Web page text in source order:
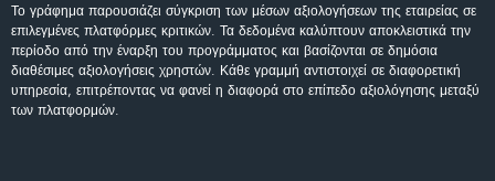
Το γράφημα παρουσιάζει σύγκριση των μέσων αξιολογήσεων της εταιρείας σε
επιλεγμένες πλατφόρμες κριτικών. Τα δεδομένα καλύπτουν αποκλειστικά την
περίοδο από την έναρξη του προγράμματος και βασίζονται σε δημόσια
διαθέσιμες αξιολογήσεις χρηστών. Κάθε γραμμή αντιστοιχεί σε διαφορετική
υπηρεσία, επιτρέποντας να φανεί η διαφορά στο επίπεδο αξιολόγησης μεταξύ
των πλατφορμών.